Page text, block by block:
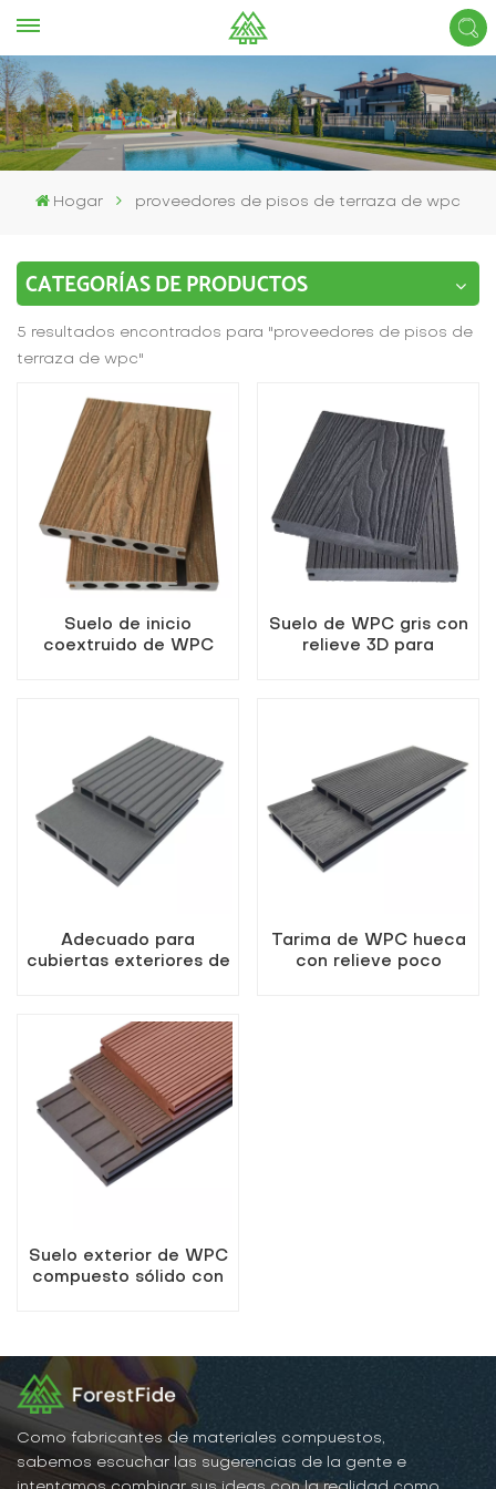
Hogar proveedores de pisos de terraza de wpc
CATEGORÍAS DE PRODUCTOS
5 resultados encontrados para "proveedores de pisos de
terraza de wpc"
Suelo de inicio
coextruido de WPC
Suelo de WPC gris con
relieve 3D para
Adecuado para
cubiertas exteriores de
tráfico.
Tarima de WPC hueca
con relieve poco
Suelo exterior de WPC
compuesto sólido con
Como fabricantes de materiales compuestos,
sabemos escuchar las sugerencias de la gente e